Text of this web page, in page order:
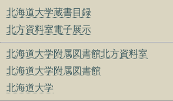
北海道大学蔵書目録
北方資料室電子展示
北海道大学附属図書館北方資料室
北海道大学附属図書館
北海道大学